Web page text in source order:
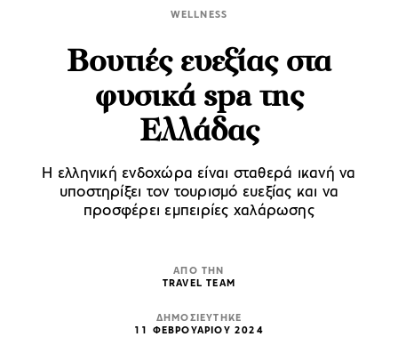
WELLNESS
Βουτιές ευεξίας στα
φυσικά spa της
Ελλάδας
Η ελληνική ενδοχώρα είναι σταθερά ικανή να
υποστηρίξει τον τουρισμό ευεξίας και να
προσφέρει εμπειρίες χαλάρωσης
ΑΠΟ ΤΗΝ
TRAVEL TEAM
ΔΗΜΟΣΙΕΥΤΗΚΕ
11 ΦΕΒΡΟΥΑΡΙΟΥ 2024